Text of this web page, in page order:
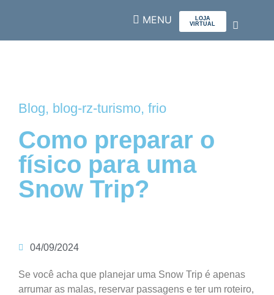
LOJA
VIRTUAL
Blog, blog-rz-turismo, frio
Como preparar o
físico para uma
Snow Trip?
04/09/2024
Se você acha que planejar uma Snow Trip é apenas
arrumar as malas, reservar passagens e ter um roteiro,